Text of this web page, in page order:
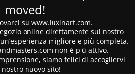
moved!
su www.luxinart.com.
online direttamente sul nostro
migliore e più completa.
non è più attivo.
siamo felici di accogliervi
nostro nuovo sito!